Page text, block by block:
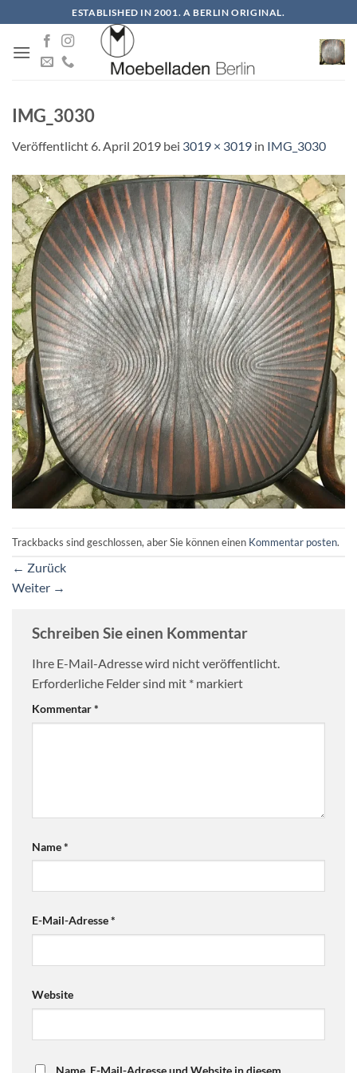
Inhalt
springen
ESTABLISHED IN 2001. A BERLIN ORIGINAL.
IMG_3030
Veröffentlicht 6. April 2019 bei 3019 × 3019 in IMG_3030
Trackbacks sind geschlossen, aber Sie können einen Kommentar posten.
← Zurück
Weiter →
Schreiben Sie einen Kommentar
Ihre E-Mail-Adresse wird nicht veröffentlicht.
Erforderliche Felder sind mit * markiert
Kommentar*
Name*
E-Mail-Adresse*
Website